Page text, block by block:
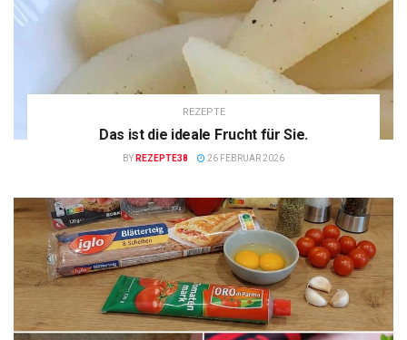
REZEPTE
Das ist die ideale Frucht für Sie.
BY REZEPTE38 26 FEBRUAR 2026